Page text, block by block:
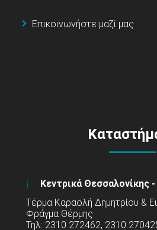
Επικοινωνήστε μαζί μας
Κεντρικά Θεσσαλονίκης
Τέρμα Καραολή Δημητρίου &
Φράγμα Θέρμης
Τηλ: 2310 272462, 2310